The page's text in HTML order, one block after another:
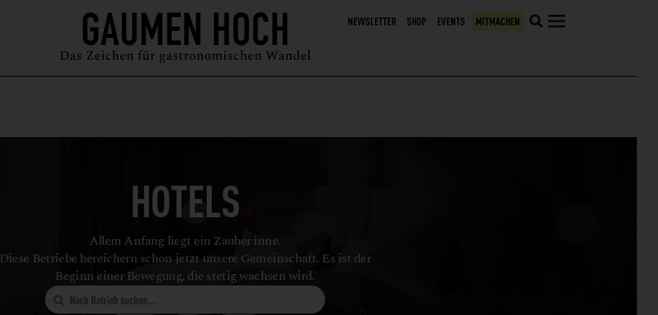
NEWSLETTER SHOP EVENTS MITMACHEN
MAGAZIN GUIDE PODCAST ÜBER UNS SYMPOSIUM
HOTELS
Allem Anfang liegt ein Zauber inne.
Diese Betriebe bereichern schon jetzt unsere Gemeinschaft. Es ist der
Beginn einer Bewegung, die stetig wachsen wird.
